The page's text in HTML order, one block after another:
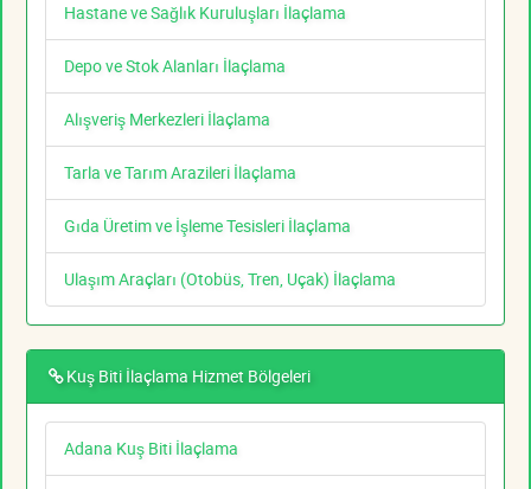
Hastane ve Sağlık Kuruluşları İlaçlama
Depo ve Stok Alanları İlaçlama
Alışveriş Merkezleri İlaçlama
Tarla ve Tarım Arazileri İlaçlama
Gıda Üretim ve İşleme Tesisleri İlaçlama
Ulaşım Araçları (Otobüs, Tren, Uçak) İlaçlama
Kuş Biti İlaçlama Hizmet Bölgeleri
Adana Kuş Biti İlaçlama